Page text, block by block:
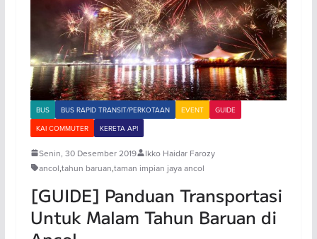
BUS BUS RAPID TRANSIT/PERKOTAAN EVENT
GUIDE
KAI COMMUTER
KERETA API
Senin, 30 Desember 2019
Ikko Haidar Farozy
ancol,tahun baruan,taman impian jaya ancol
[GUIDE] Panduan Transportasi
Untuk Malam Tahun Baruan di